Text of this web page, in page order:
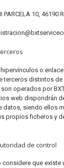
10, 46190
o
terceros distintos de
operados por
web dispondrán
siendo ellos
propios ficheros y
de control
considere que existe